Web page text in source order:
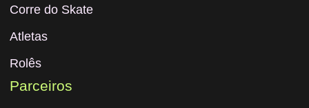
Corre do Skate
Atletas
Rolês
Parceiros